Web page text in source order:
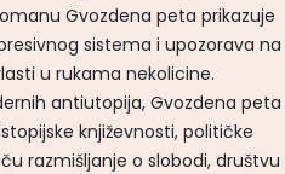
Gvozdena peta prikazuje
sistema i upozorava na
u rukama nekolicine.
antiutopija, Gvozdena peta
književnosti, političke
razmišljanje o slobodi, društvu